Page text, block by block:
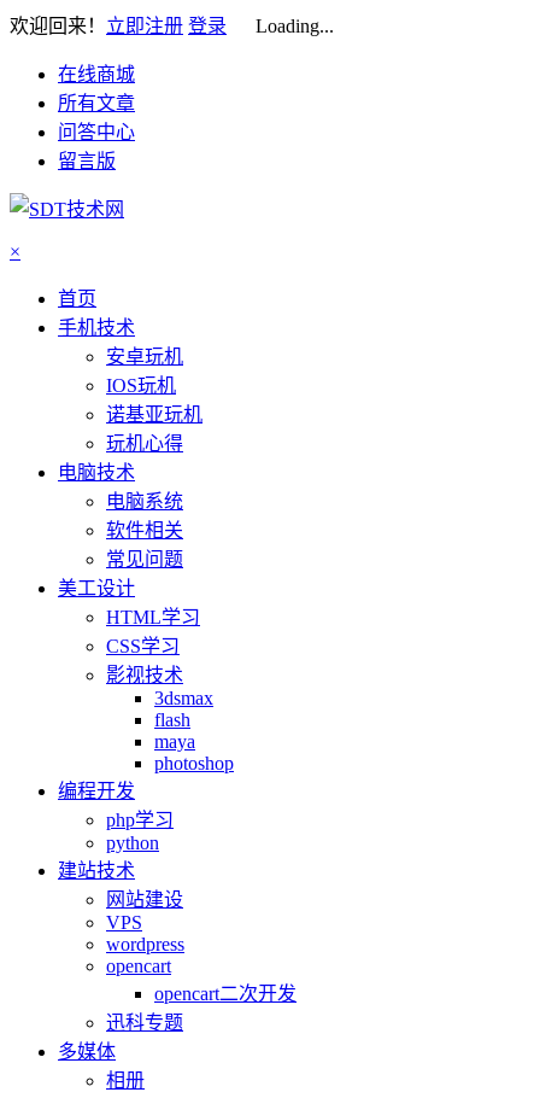
欢迎回来！ 立即注册 登录 Loading...
在线商城
所有文章
问答中心
留言版
×
首页
手机技术
安卓玩机
IOS玩机
诺基亚玩机
玩机心得
电脑技术
电脑系统
软件相关
常见问题
美工设计
HTML学习
CSS学习
影视技术
3dsmax
flash
maya
photoshop
编程开发
php学习
python
建站技术
网站建设
VPS
wordpress
opencart
opencart二次开发
迅科专题
多媒体
相册